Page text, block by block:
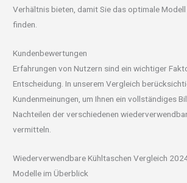
Verhältnis bieten, damit Sie das optimale
finden.
Kundenbewertungen
Erfahrungen von Nutzern sind ein wichtiger
Entscheidung. In unserem Vergleich
Kundenmeinungen, um Ihnen ein vollständiges
Nachteilen der verschiedenen
vermitteln.
Wiederverwendbare Kühltaschen Vergleich
Modelle im Überblick